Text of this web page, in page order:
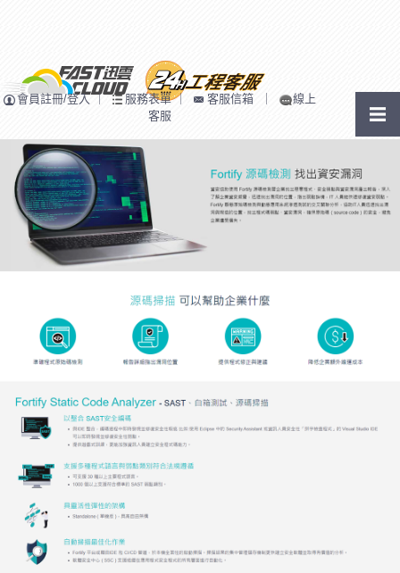
會員註冊/登入｜ 服務表單｜ 客服信箱 ｜
線上
客服